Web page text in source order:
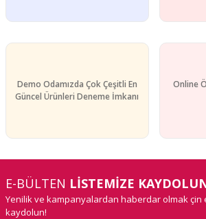
Demo Odamızda Çok Çeşitli En
Güncel Ürünleri Deneme İmkanı
Online
E-BÜLTEN LİSTEMİZE
Yenilik ve kampanyalardan haberdar olmak çin
kaydolun!